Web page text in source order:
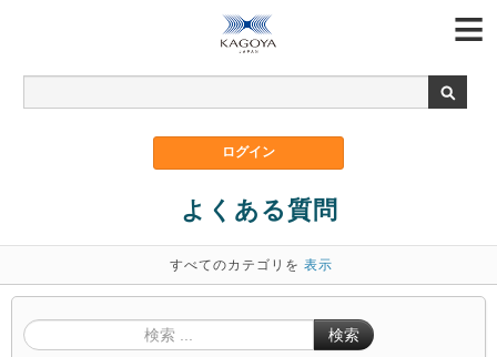
よくある質問
すべてのカテゴリを 表示
検索